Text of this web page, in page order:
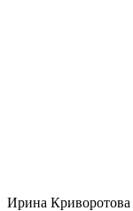
Ирина Криворотова